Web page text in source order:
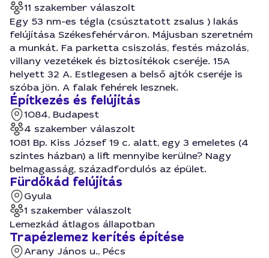
11 szakember válaszolt
Egy 53 nm-es tégla (csúsztatott zsalus ) lakás
felújítása Székesfehérváron. Májusban szeretném
a munkát. Fa parketta csiszolás, festés mázolás,
villany vezetékek és biztosítékok cseréje. 15A
helyett 32 A. Estlegesen a belső ajtók cseréje is
szóba jön. A falak fehérek lesznek.
Építkezés és felújítás
1084, Budapest
4 szakember válaszolt
1081 Bp. Kiss József 19 c. alatt, egy 3 emeletes (4
szintes házban) a lift mennyibe kerülne? Nagy
belmagasság, századfordulós az épület.
Fürdőkád felújítás
Gyula
1 szakember válaszolt
Lemezkád átlagos állapotban
Trapézlemez kerítés építése
Arany János u., Pécs